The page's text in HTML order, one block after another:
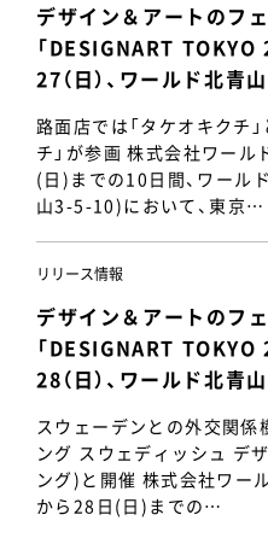
デザイン＆アートのフ
「DESIGNART TOKYO
27（日）、ワールド北
路面店では「タケオキクチ
チ」が参画 株式会社ワー
(日)までの10日間、ワール
山3-5-10)において、東京…
リリース情報
デザイン＆アートのフ
「DESIGNART TOKYO
28（日）、ワールド北青
スウェーデンとの外交関係
ング スウェディッシュ デ
ング)と開催 株式会社ワー
から28日(日)までの…